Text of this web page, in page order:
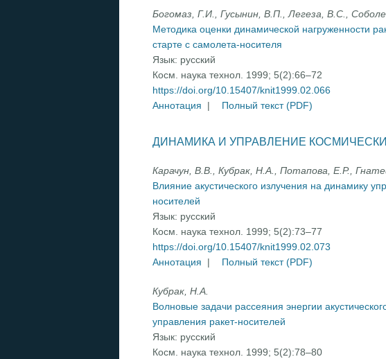
Богомаз, Г.И., Гусынин, В.П., Легеза, В.С.,
Методика оценки динамической нагруженности
старте с самолета-носителя
Язык: русский
Косм. наука технол. 1999; 5(2):66–72
https://doi.org/10.15407/knit1999.02.066
Аннотация
| Полный текст (PDF)
ДИНАМИКА И УПРАВЛЕНИЕ
Карачун, В.В., Кубрак, Н.А., Потапова, Е.Р.,
Влияние акустического излучения на динамику
носителей
Язык: русский
Косм. наука технол. 1999; 5(2):73–77
https://doi.org/10.15407/knit1999.02.073
Аннотация
| Полный текст (PDF)
Кубрак, Н.А.
Волновые задачи рассеяния энергии
управления ракет-носителей
Язык: русский
Косм. наука технол. 1999; 5(2):78–80